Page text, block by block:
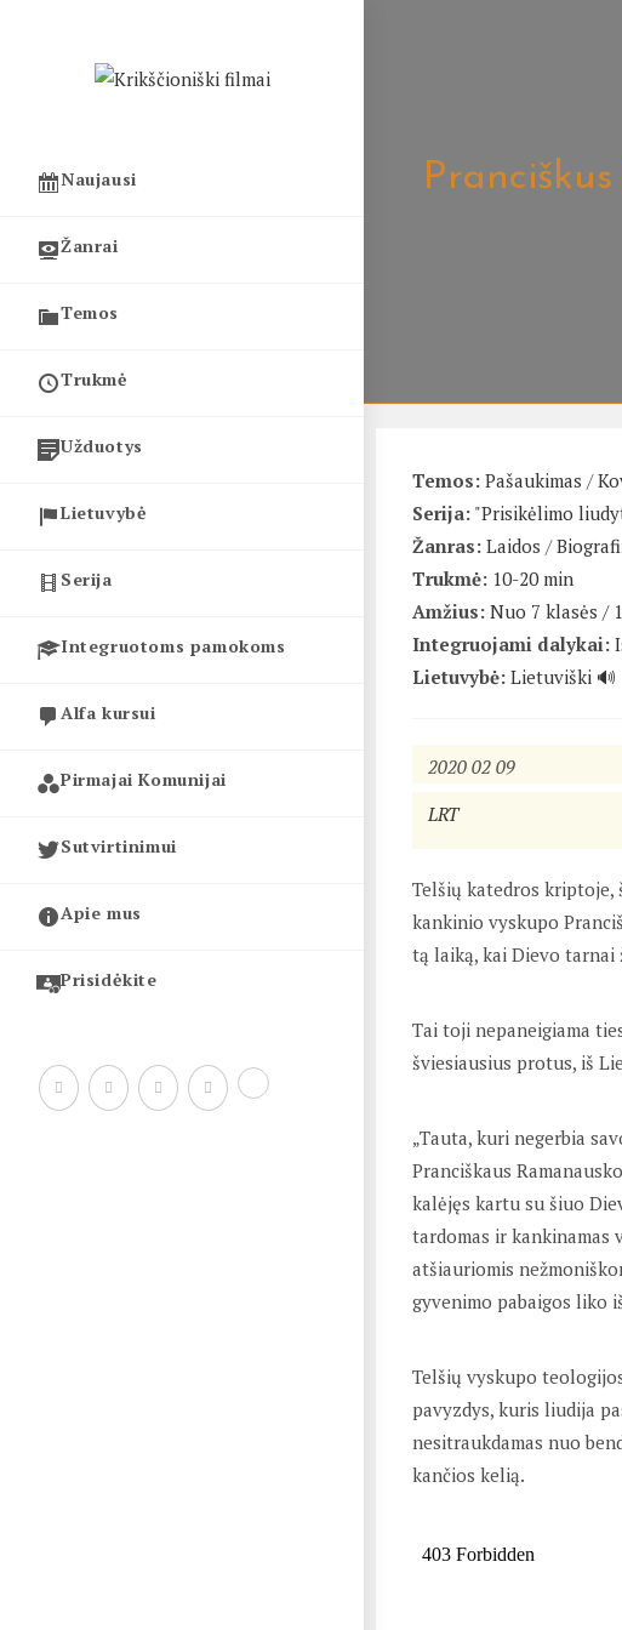
Naujausi
Žanrai
Temos
Trukmė
Užduotys
Lietuvybė
Serija
Integruotoms pamokoms
Alfa kursui
Pirmajai Komunijai
Sutvirtinimui
Apie mus
Prisidėkite
Temos: Pašaukimas /
Serija: "Prisikėlimo
Žanras: Laidos /
Trukmė: 10-20 min
Amžius: Nuo 7 klasės /
Integruojami dalykai:
Lietuvybė: Lietuviški 🔊
2020 02 09
LRT
Telšių katedros
kankinio vyskupo
tą laiką, kai Dievo
Tai toji nepaneigiama
šviesiausius protus, iš
„Tauta, kuri negerbia
Pranciškaus
kalėjęs kartu su šiuo
tardomas ir kankinamas
atšiauriomis
gyvenimo pabaigos liko
Telšių vyskupo
pavyzdys, kuris liudija
nesitraukdamas nuo
kančios kelią.